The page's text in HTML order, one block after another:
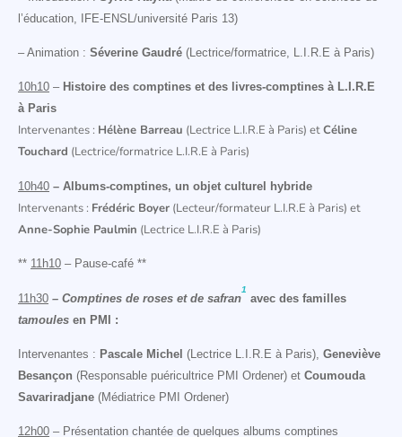
l’éducation, IFE-ENSL/université Paris 13)
– Animation : Séverine Gaudré (Lectrice/formatrice, L.I.R.E à Paris)
10h10 – Histoire des comptines et des livres-comptines à L.I.R.E
à Paris
Intervenantes : Hélène Barreau (Lectrice L.I.R.E à Paris) etCéline
Touchard (Lectrice/formatrice L.I.R.E à Paris)
10h40 – Albums-comptines, un objet culturel hybride
Intervenants : Frédéric Boyer (Lecteur/formateur L.I.R.E à Paris) et
Anne-Sophie Paulmin (Lectrice L.I.R.E à Paris)
** 11h10 – Pause-café **
11h30 – Comptines de roses et de safran
1
avec des familles
tamoules en PMI :
Intervenantes : Pascale Michel (Lectrice L.I.R.E à Paris), Geneviève
Besançon (Responsable puéricultrice PMI Ordener) et Coumouda
Savariradjane (Médiatrice PMI Ordener)
12h00 – Présentation chantée de quelques albums comptines